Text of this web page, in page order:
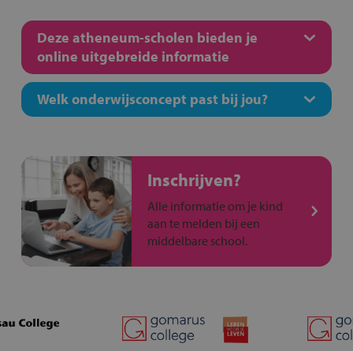
Deze atheneum-scholen bieden je
online uitgebreide informatie
Welk onderwijsconcept past bij jou?
Inschrijven?
Alle informatie om je kind
aan te melden bij een
middelbare school.